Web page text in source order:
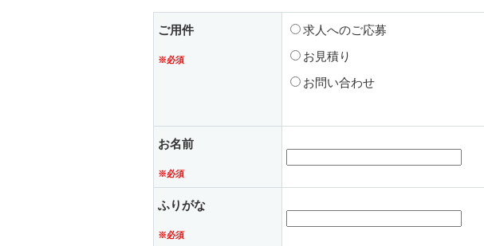
ご用件
※必須
求人へのご応募
お見積り
お問い合わせ
お名前
※必須
ふりがな
※必須